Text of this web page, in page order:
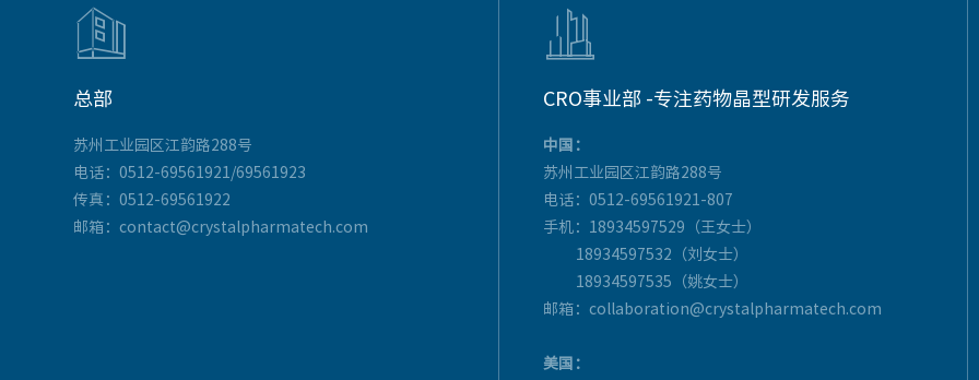

总部
苏州工业园区江韵路288号
电话：0512-69561921/69561923
传真：0512-69561922
邮箱：contact@crystalpharmatech.com

CRO事业部 -专注药物晶型研发服务
中国：
苏州工业园区江韵路288号
电话：0512-69561921-807
手机：18934597529（王女士）
18934597532（刘女士）
18934597535（姚女士）
邮箱：collaboration@crystalpharmatech.com
美国：